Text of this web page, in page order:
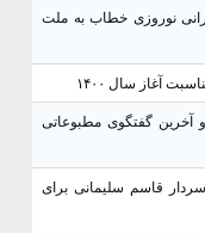
نوروزی خطاب به ملت
آغاز سال ۱۴۰۰
آخرین گفتگوی مطبوعاتی
قاسم سلیمانی برای